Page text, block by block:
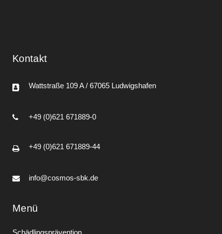
Kontakt
Wattstraße 109 A / 67065 Ludwigshafen
+49 (0)621 671889-0
+49 (0)621 671889-44
info@cosmos-sbk.de
Menü
Schädlingsprävention